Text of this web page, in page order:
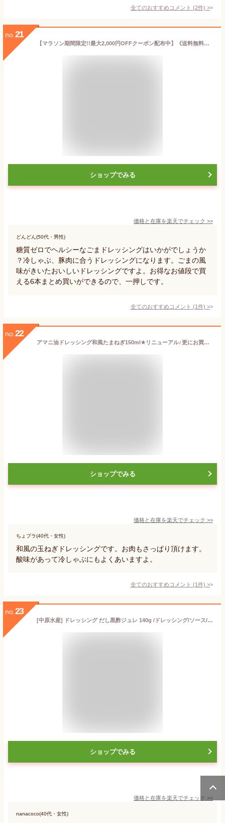
全てのおすすめコメント (2件) >
no. 21
【マラソン期間限定!!最大2,000円OFFクーポン配布中】《送料無料》フンドーキン ウェルサポ 糖質ゼロごまドレッシング 180ml × 6本
ショップでみる
価格と在庫を楽天でチェック >>
どんどん(50代・男性)
糖質ゼロでヘルシーなごまドレッシングはいかがでしょうか
？冷しゃぶ、豚肉に合うドレッシングになります。ごまの風
味がきいたおいしいドレッシングですよ。お得なお値段で買
える6本まとめ買いができるので、一押しです。
全てのおすすめコメント (1件) >
no. 22
アマニ油ドレッシング和風たまねぎ150ml★リニューアル♪更にお買い求め安くなりました〜♪★この夏の健康アマニ油ダイエットにもね〜♪★サラダ・冷シャブ・魚貝類のサラダにも♪★大さじ2杯でα-リノレン酸2.0g♪
ショップでみる
価格と在庫を楽天でチェック >>
ちょプラ(40代・女性)
和風の玉ねぎドレッシングです。お肉もさっぱり頂けます。
酸味があって冷しゃぶにもよくあいますよ。
全てのおすすめコメント (1件) >
no. 23
[中原水産] ドレッシング だし黒酢ジュレ 140g /ドレッシング/ソース/つけだれ/新しい調味料/枕崎産本枯れ節/サラダ/豆腐/肉料理/冷しゃぶ/魚/刺身/蒸し物/揚げ物/中華料理/餃子/酢豚/野菜炒め/ロック/焼酎
ショップでみる
価格と在庫を楽天でチェック >>
nanacoco(40代・女性)